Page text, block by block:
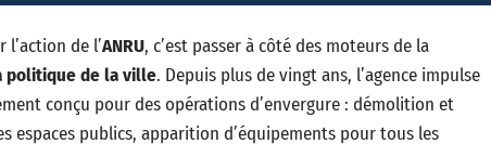
l’action de l’ANRU, c’est passer à côté des moteurs de la
politique de la ville. Depuis plus de vingt ans, l’agence impulse
conçu pour des opérations d’envergure : démolition et
espaces publics, apparition d’équipements pour tous les